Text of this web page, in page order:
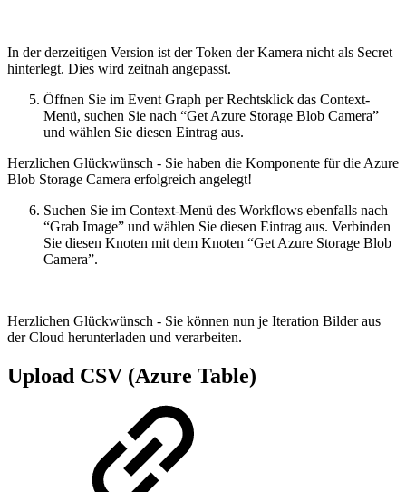
In der derzeitigen Version ist der Token der Kamera nicht als Secret
hinterlegt. Dies wird zeitnah angepasst.
Öffnen Sie im Event Graph per Rechtsklick das Context-
Menü, suchen Sie nach “Get Azure Storage Blob Camera”
und wählen Sie diesen Eintrag aus.
Herzlichen Glückwünsch - Sie haben die Komponente für die Azure
Blob Storage Camera erfolgreich angelegt!
Suchen Sie im Context-Menü des Workflows ebenfalls nach
“Grab Image” und wählen Sie diesen Eintrag aus. Verbinden
Sie diesen Knoten mit dem Knoten “Get Azure Storage Blob
Camera”.
Herzlichen Glückwünsch - Sie können nun je Iteration Bilder aus
der Cloud herunterladen und verarbeiten.
Upload CSV (Azure Table)